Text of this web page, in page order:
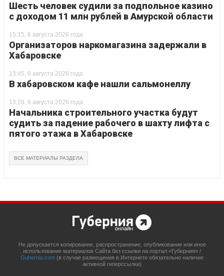
Шесть человек судили за подпольное казино
с доходом 11 млн рублей в Амурской области
15:15, 6 августа 2026 года
Организаторов наркомагазина задержали в
Хабаровске
13:45, 6 августа 2026 года
В хабаровском кафе нашли сальмонеллу
13:28, 6 августа 2026 года
Начальника строительного участка будут
судить за падение рабочего в шахту лифта с
пятого этажа в Хабаровске
ВСЕ МАТЕРИАЛЫ РАЗДЕЛА
Не допускается копирование, распространение, опубликование или иное
использование материалов Сайта без ссылки на портал «Губерния» /
Gubernia.com (в случае размещения в Интернете обязательно наличие
активной гиперссылки)